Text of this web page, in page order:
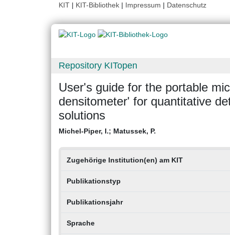
KIT | KIT-Bibliothek | Impressum | Datenschutz
Repository KITopen
User's guide for the portable
densitometer' for quantitative
solutions
Michel-Piper, I.; Matussek, P.
Zugehörige Institution(en) am KIT
Publikationstyp
Publikationsjahr
Sprache